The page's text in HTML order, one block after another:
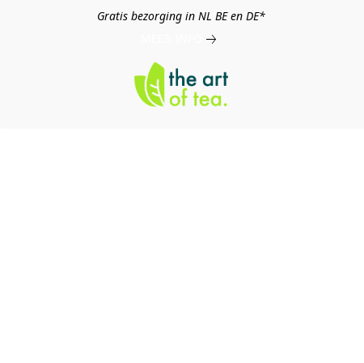
Gratis bezorging in NL BE en DE*